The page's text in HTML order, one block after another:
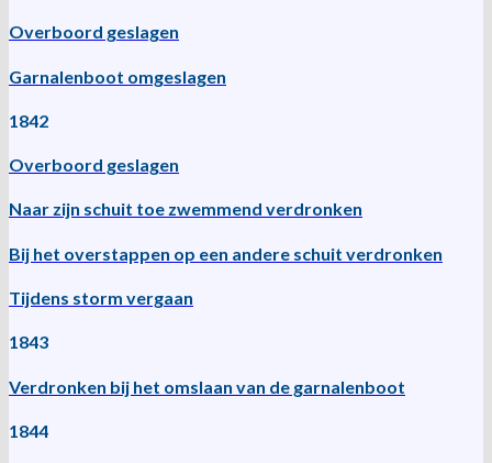
Overboord geslagen
Garnalenboot omgeslagen
1842
Overboord geslagen
Naar zijn schuit toe zwemmend verdronken
Bij het overstappen op een andere schuit verdronken
Tijdens storm vergaan
1843
Verdronken bij het omslaan van de garnalenboot
1844